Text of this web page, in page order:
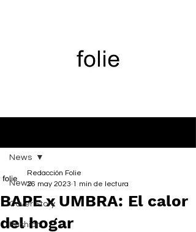
News
Cover Story
Fashion
News
BAPE x UMBRA: El calor
del hogar
Redacción Folie
26 may 2023 1 min de lectura